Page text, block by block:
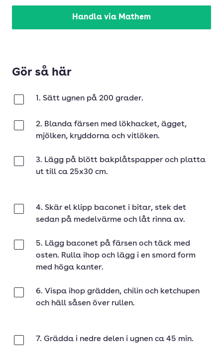
Handla via Mathem
Gör så här
1. Sätt ugnen på 200 grader.
2. Blanda färsen med lökhacket, ägget,
mjölken, kryddorna och vitlöken.
3. Lägg på blött bakplåtspapper och platta
ut till ca 25x30 cm.
4. Skär el klipp baconet i bitar, stek det
sedan på medelvärme och låt rinna av.
5. Lägg baconet på färsen och täck med
osten. Rulla ihop och lägg i en smord form
med höga kanter.
6. Vispa ihop grädden, chilin och ketchupen
och häll såsen över rullen.
7. Grädda i nedre delen i ugnen ca 45 min.